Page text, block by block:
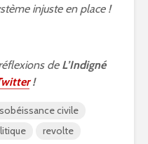
injuste en place !
deL’Indigné
!
civile
revolte